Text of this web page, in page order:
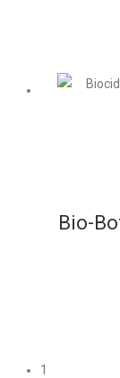
Bio-
1